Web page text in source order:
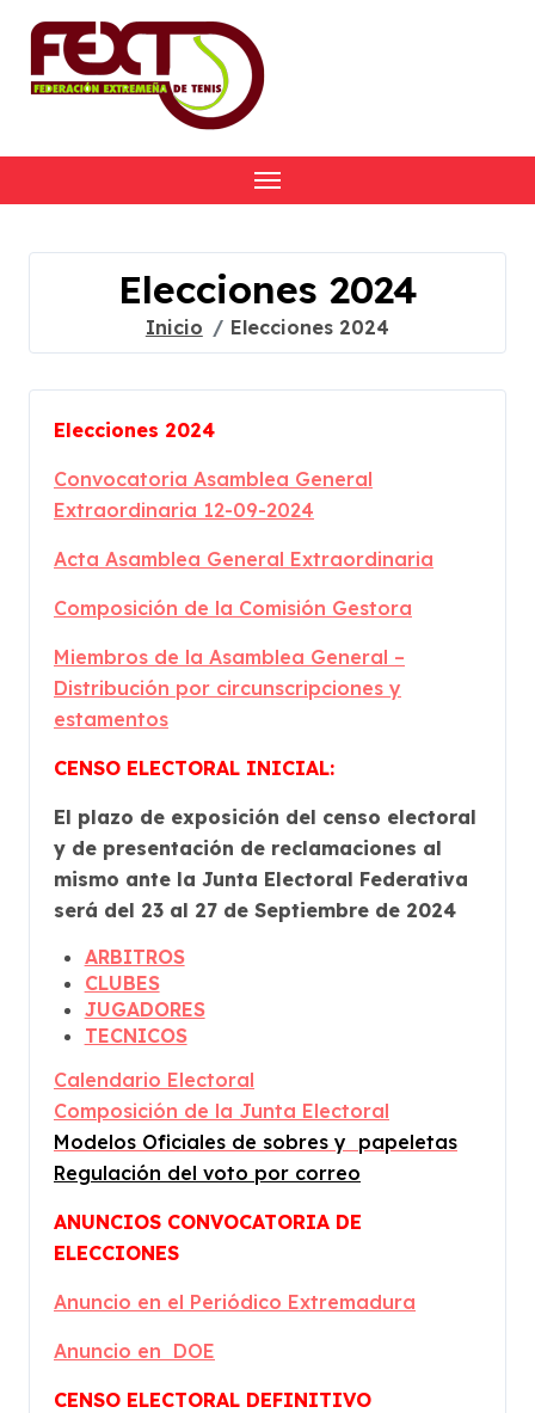
content
Elecciones 2024
Inicio Elecciones 2024
Elecciones 2024
Convocatoria Asamblea General
Extraordinaria 12-09-2024
Acta Asamblea General Extraordinaria
Composición de la Comisión Gestora
Miembros de la Asamblea General –
Distribución por circunscripciones y
estamentos
CENSO ELECTORAL INICIAL:
El plazo de exposición del censo electoral
y de presentación de reclamaciones al
mismo ante la Junta Electoral Federativa
será del 23 al 27 de Septiembre de 2024
ARBITROS
CLUBES
JUGADORES
TECNICOS
Calendario Electoral
Composición de la Junta Electoral
Modelos Oficiales de sobres y papeletas
Regulación del voto por correo
ANUNCIOS CONVOCATORIA DE
ELECCIONES
Anuncio en el Periódico Extremadura
Anuncio en DOE
CENSO ELECTORAL DEFINITIVO